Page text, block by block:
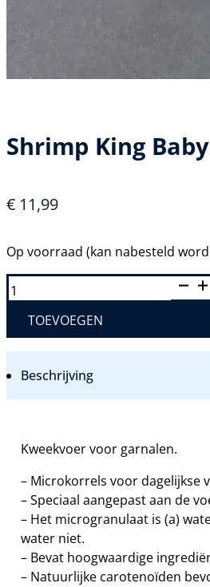
Shrimp King Baby
€ 11,99
Op voorraad (kan nabesteld
SHRIMP
KING
AANTAL
TOEVOEGEN
Beschrijving
Kweekvoer voor garnalen.
– Microkorrels voor dagelijkse
– Speciaal aangepast aan de
– Het microgranulaat is (a)
water niet.
– Bevat hoogwaardige
– Natuurlijke carotenoïden